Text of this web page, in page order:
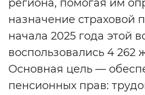
Включены
региона, помогая им
назначение страховой
начала 2025 года этой
воспользовались 4 262
Основная цель —
пенсионных прав: